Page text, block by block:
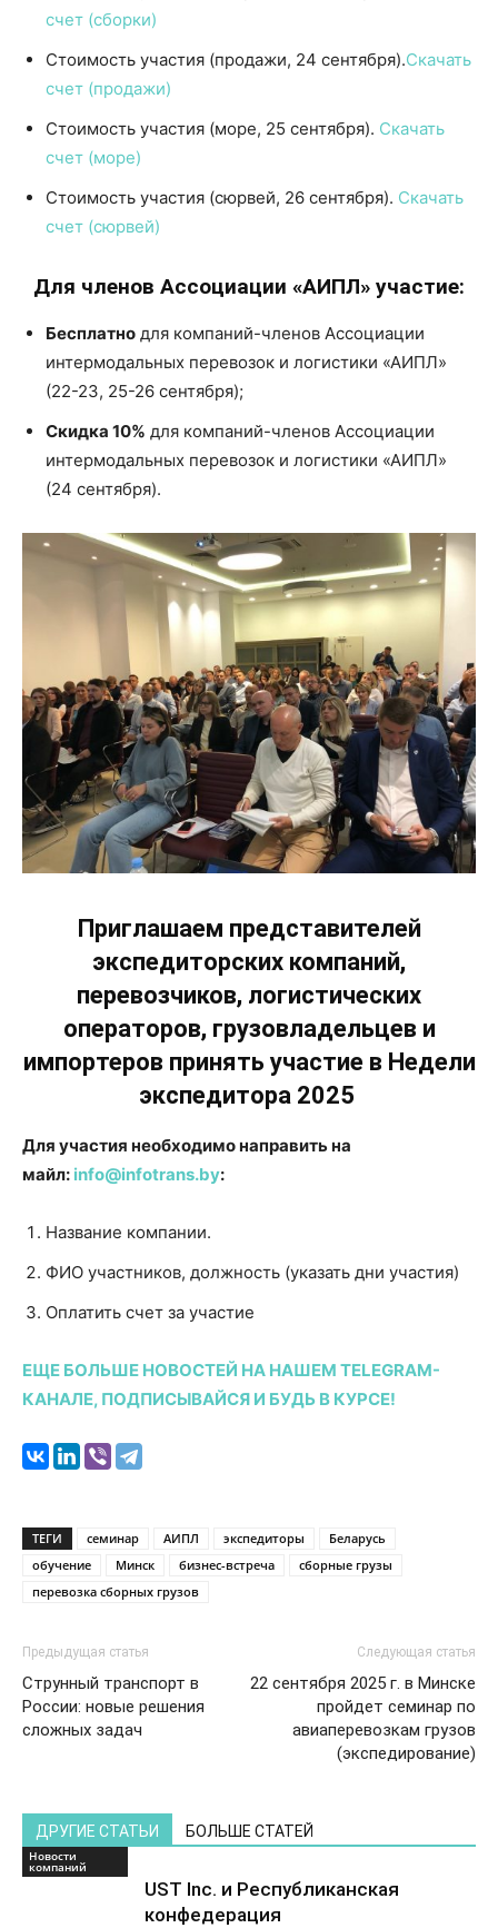
счет (сборки)
Стоимость участия (продажи, 24 сентября).Скачать
счет (продажи)
Стоимость участия (море, 25 сентября). Скачать
счет (море)
Стоимость участия (сюрвей, 26 сентября). Скачать
счет (сюрвей)
Для членов Ассоциации «АИПЛ» участие:
Бесплатно для компаний-членов Ассоциации
интермодальных перевозок и логистики «АИПЛ»
(22-23, 25-26 сентября);
Скидка 10% для компаний-членов Ассоциации
интермодальных перевозок и логистики «АИПЛ»
(24 сентября).
Приглашаем представителей
экспедиторских компаний,
перевозчиков, логистических
операторов, грузовладельцев и
импортеров принять участие в Недели
экспедитора 2025
Для участия необходимо направить на
майл: info@infotrans.by:
Название компании.
ФИО участников, должность (указать дни участия)
Оплатить счет за участие
ЕЩЕ БОЛЬШЕ НОВОСТЕЙ НА НАШЕМ TELEGRAM-
КАНАЛЕ, ПОДПИСЫВАЙСЯ И БУДЬ В КУРСЕ!
ТЕГИ семинар АИПЛ экспедиторы
Беларусь
обучение
Минск бизнес-встреча
сборные грузы
перевозка сборных грузов
Предыдущая статья
Струнный транспорт в
России: новые решения
сложных задач
Следующая статья
22 сентября 2025 г. в Минске
пройдет семинар по
авиаперевозкам грузов
(экспедирование)
ДРУГИЕ СТАТЬИ БОЛЬШЕ СТАТЕЙ
Новости
компаний
UST Inc. и Республиканская
конфедерация